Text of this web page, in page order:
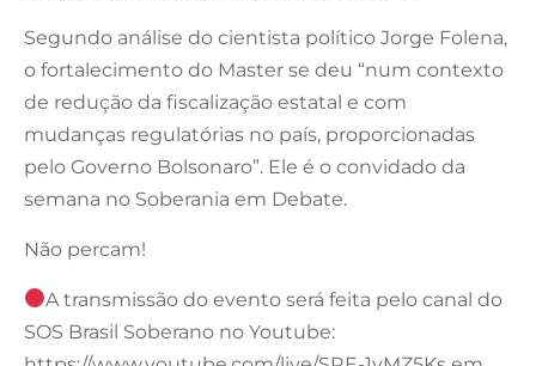
Segundo análise do cientista político Jorge Folena,
o fortalecimento do Master se deu “num contexto
de redução da fiscalização estatal e com
mudanças regulatórias no país, proporcionadas
pelo Governo Bolsonaro”. Ele é o convidado da
semana no Soberania em Debate.
Não percam!
A transmissão do evento será feita pelo canal do
SOS Brasil Soberano no Youtube: